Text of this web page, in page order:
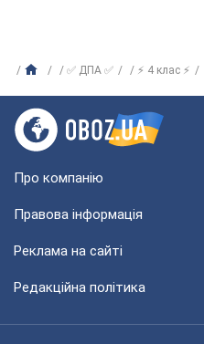
✅ ДПА ✅ ⚡ 4 клас ⚡
Про компанію
Правова інформація
Реклама на сайті
Редакційна політика